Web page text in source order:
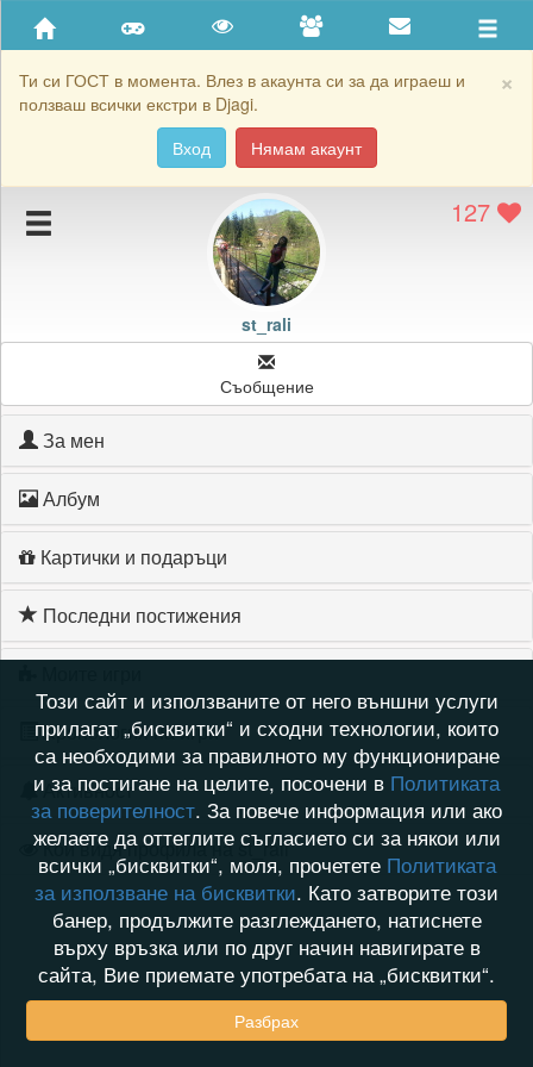
×
Ти си ГОСТ в момента. Влез в акаунта си за да играеш и
ползваш всички екстри в Djagi.
Вход
Нямам акаунт
Приятели
Хронология на игри
Подаръците на st_rali 127
st_rali
Съобщение
За мен
Албум
Картички и подаръци
Последни постижения
Хронология на игри
Активност
Кой видя профила на st_rali
Този сайт и използваните от него външни услуги
прилагат „бисквитки“ и сходни технологии, които
са необходими за правилното му функциониране
и за постигане на целите, посочени в Политиката
за поверителност. За повече информация или ако
желаете да оттеглите съгласието си за някои или
всички „бисквитки“, моля, прочетете Политиката
за използване на бисквитки. Като затворите този
банер, продължите разглеждането, натиснете
върху връзка или по друг начин навигирате в
сайта, Вие приемате употребата на „бисквитки“.
Разбрах